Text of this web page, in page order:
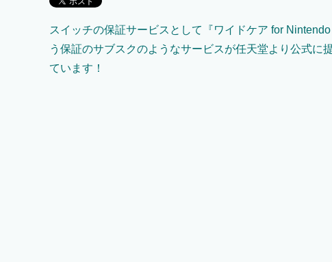
スイッチの保証サービスとして『ワイドケア for
う保証のサブスクのようなサービスが任天堂より公式に
ています！